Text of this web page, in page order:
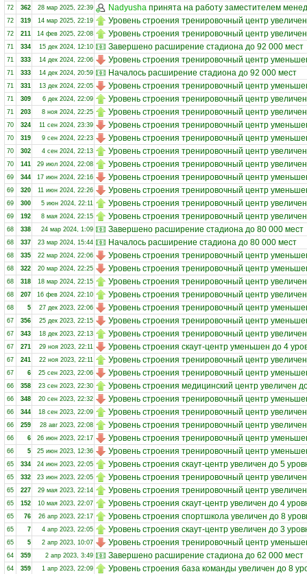
72 362 28 мар 2025, 22:39 Nadyusha принята на работу заместителем
72 319 14 мар 2025, 22:19 Уровень строения тренировочный центр
72 211 14 фев 2025, 22:08 Уровень строения тренировочный центр
71 334 15 дек 2024, 12:10 Завершено расширение стадиона до 92 000 мест
71 333 14 дек 2024, 22:06 Уровень строения тренировочный центр
71 333 14 дек 2024, 20:59 Началось расширение стадиона до 92 000 мест
71 331 13 дек 2024, 22:05 Уровень строения тренировочный центр
71 309 6 дек 2024, 22:09 Уровень строения тренировочный центр
71 203 8 ноя 2024, 22:25 Уровень строения тренировочный центр
70 324 11 сен 2024, 23:39 Уровень строения тренировочный центр
70 319 9 сен 2024, 22:23 Уровень строения тренировочный центр
70 302 4 сен 2024, 22:13 Уровень строения тренировочный центр
70 141 29 июл 2024, 22:08 Уровень строения тренировочный центр
69 344 17 июн 2024, 22:16 Уровень строения тренировочный центр
69 320 11 июн 2024, 22:26 Уровень строения тренировочный центр
69 300 5 июн 2024, 22:11 Уровень строения тренировочный центр
69 192 8 мая 2024, 22:15 Уровень строения тренировочный центр
68 338 24 мар 2024, 1:09 Завершено расширение стадиона до 80 000 мест
68 337 23 мар 2024, 15:44 Началось расширение стадиона до 80 000 мест
68 335 22 мар 2024, 22:06 Уровень строения тренировочный центр
68 322 20 мар 2024, 22:25 Уровень строения тренировочный центр
68 318 18 мар 2024, 22:15 Уровень строения тренировочный центр
68 207 16 фев 2024, 22:10 Уровень строения тренировочный центр
68 5 27 дек 2023, 22:06 Уровень строения тренировочный центр
67 356 25 дек 2023, 22:15 Уровень строения тренировочный центр
67 343 18 дек 2023, 22:13 Уровень строения тренировочный центр
67 271 29 ноя 2023, 22:11 Уровень строения скаут-центр уменьшен до 4
67 241 22 ноя 2023, 22:11 Уровень строения тренировочный центр
67 6 25 сен 2023, 22:06 Уровень строения тренировочный центр
66 358 23 сен 2023, 22:30 Уровень строения медицинский центр увеличен
66 348 20 сен 2023, 22:32 Уровень строения тренировочный центр
66 344 18 сен 2023, 22:09 Уровень строения тренировочный центр
66 259 28 авг 2023, 22:08 Уровень строения тренировочный центр
66 6 26 июн 2023, 22:17 Уровень строения тренировочный центр
66 5 25 июн 2023, 12:36 Уровень строения тренировочный центр
65 334 24 июн 2023, 22:05 Уровень строения скаут-центр увеличен до 5
65 332 23 июн 2023, 22:05 Уровень строения тренировочный центр
65 227 29 мая 2023, 22:14 Уровень строения тренировочный центр
65 152 10 мая 2023, 22:07 Уровень строения скаут-центр увеличен до 4
65 76 26 апр 2023, 22:17 Уровень строения спортшкола увеличен до 8
65 7 4 апр 2023, 22:05 Уровень строения скаут-центр увеличен до 3
65 5 2 апр 2023, 10:07 Уровень строения тренировочный центр
64 359 2 апр 2023, 3:49 Завершено расширение стадиона до 62 000 мест
64 359 1 апр 2023, 22:09
Уровень строения база команды увеличен до 8